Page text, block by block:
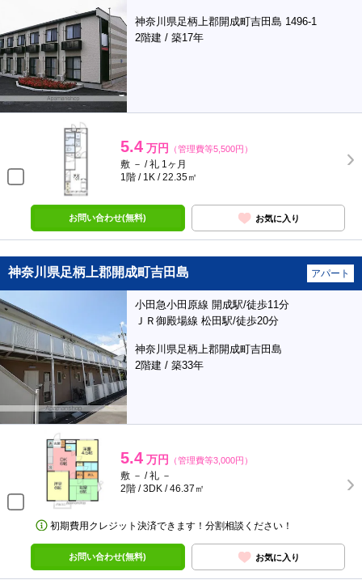
神奈川県足柄上郡開成町吉田島 1496-1
2階建 / 築17年
5.4 万円 （管理費等5,500円）
敷 － / 礼 1ヶ月
1階 / 1K / 22.35㎡
お問い合わせ(無料) お気に入り
神奈川県足柄上郡開成町吉田島 アパート
小田急小田原線 開成駅/徒歩11分
ＪＲ御殿場線 松田駅/徒歩20分
神奈川県足柄上郡開成町吉田島
2階建 / 築33年
5.4 万円 （管理費等3,000円）
敷 － / 礼 －
2階 / 3DK / 46.37㎡
初期費用クレジット決済できます！分割相談ください！
お問い合わせ(無料) お気に入り